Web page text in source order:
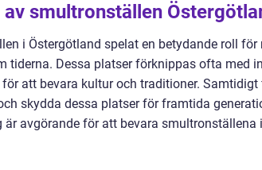
smultronställen
i Östergötland spelat en betydande roll för
tiderna. Dessa platser förknippas ofta med
att bevara kultur och traditioner. Samtidigt
skydda dessa platser för framtida
avgörande för att bevara smultronställena